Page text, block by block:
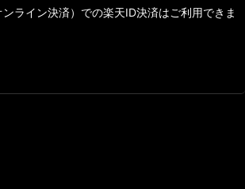
ンライン決済）での楽天ID決済はご利用できま